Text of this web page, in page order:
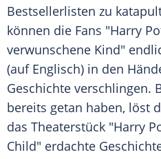
Bestsellerlisten zu
können die Fans "Harry
verwunschene Kind"
(auf Englisch) in den
Geschichte verschlingen.
bereits getan haben, löst
das Theaterstück "Harry
Child" erdachte